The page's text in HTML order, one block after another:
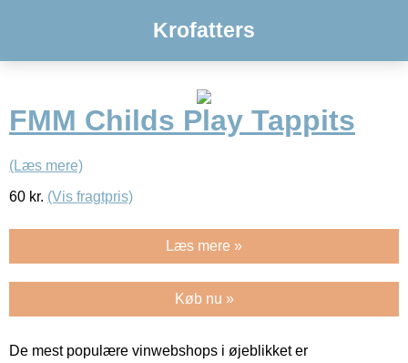
Krofatters
FMM Childs Play Tappits
(Læs mere)
60 kr. (Vis fragtpris)
Læs mere »
Køb nu »
De mest populære vinwebshops i øjeblikket er